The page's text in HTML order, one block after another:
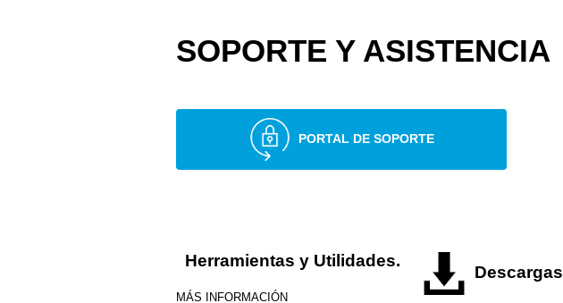
SOPORTE Y ASISTENCIA
PORTAL DE SOPORTE
Herramientas y Utilidades.
MÁS INFORMACIÓN
Descargas